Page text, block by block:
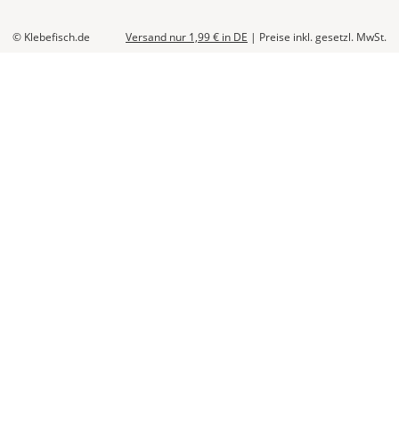
Bestellwert:
© Klebefisch.de Versand nur 1,99 € in DE | Preise inkl. gesetzl. MwSt.